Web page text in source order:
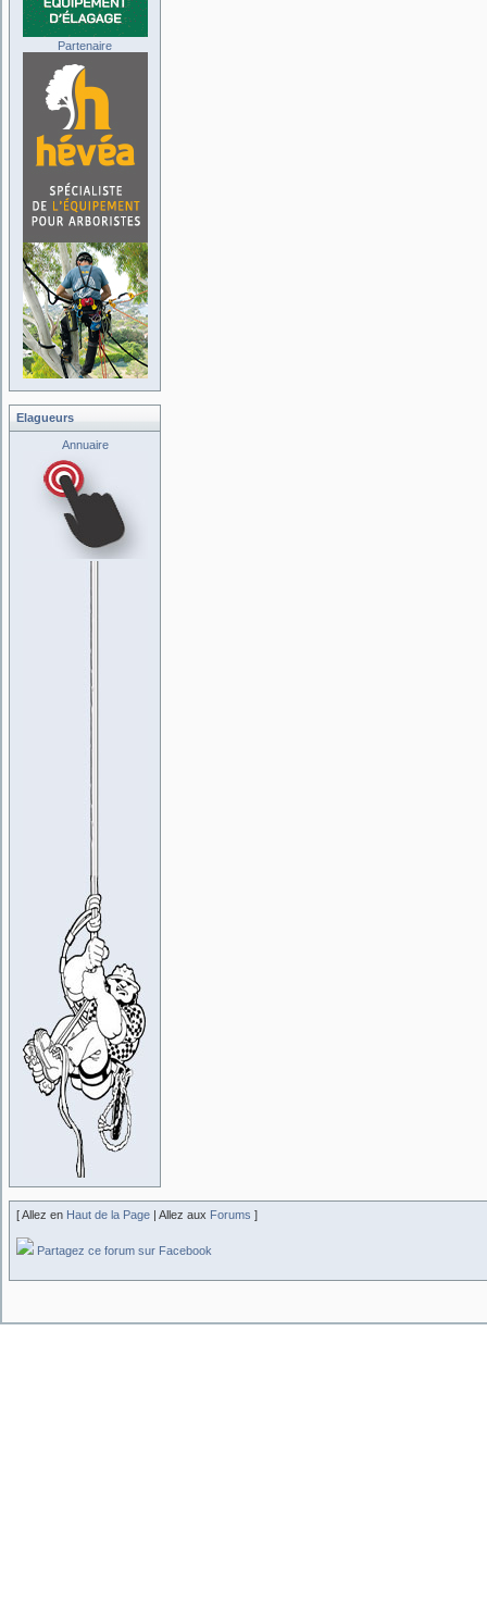
Partenaire
Elagueurs
Annuaire
[ Allez en Haut de la Page | Allez aux Forums ]
Partagez ce forum sur Facebook